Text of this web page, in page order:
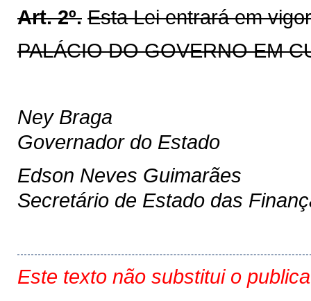
Art. 2º. Esta Lei entrará em
PALÁCIO DO GOVERNO EM
Ney Braga
Governador do Estado
Edson Neves Guimarães
Secretário de Estado das
Este texto não substitui o